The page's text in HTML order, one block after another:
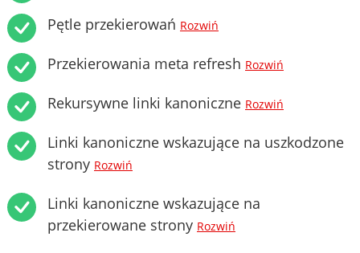
Pętle przekierowań Rozwiń
Przekierowania meta refresh Rozwiń
Rekursywne linki kanoniczne Rozwiń
Linki kanoniczne wskazujące na uszkodzone
strony Rozwiń
Linki kanoniczne wskazujące na
przekierowane strony Rozwiń